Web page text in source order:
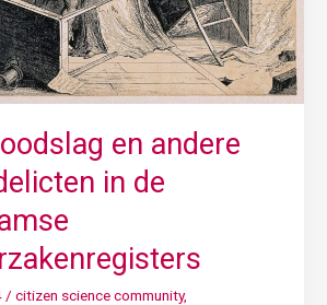
en andere
in de
/ citizen science community,